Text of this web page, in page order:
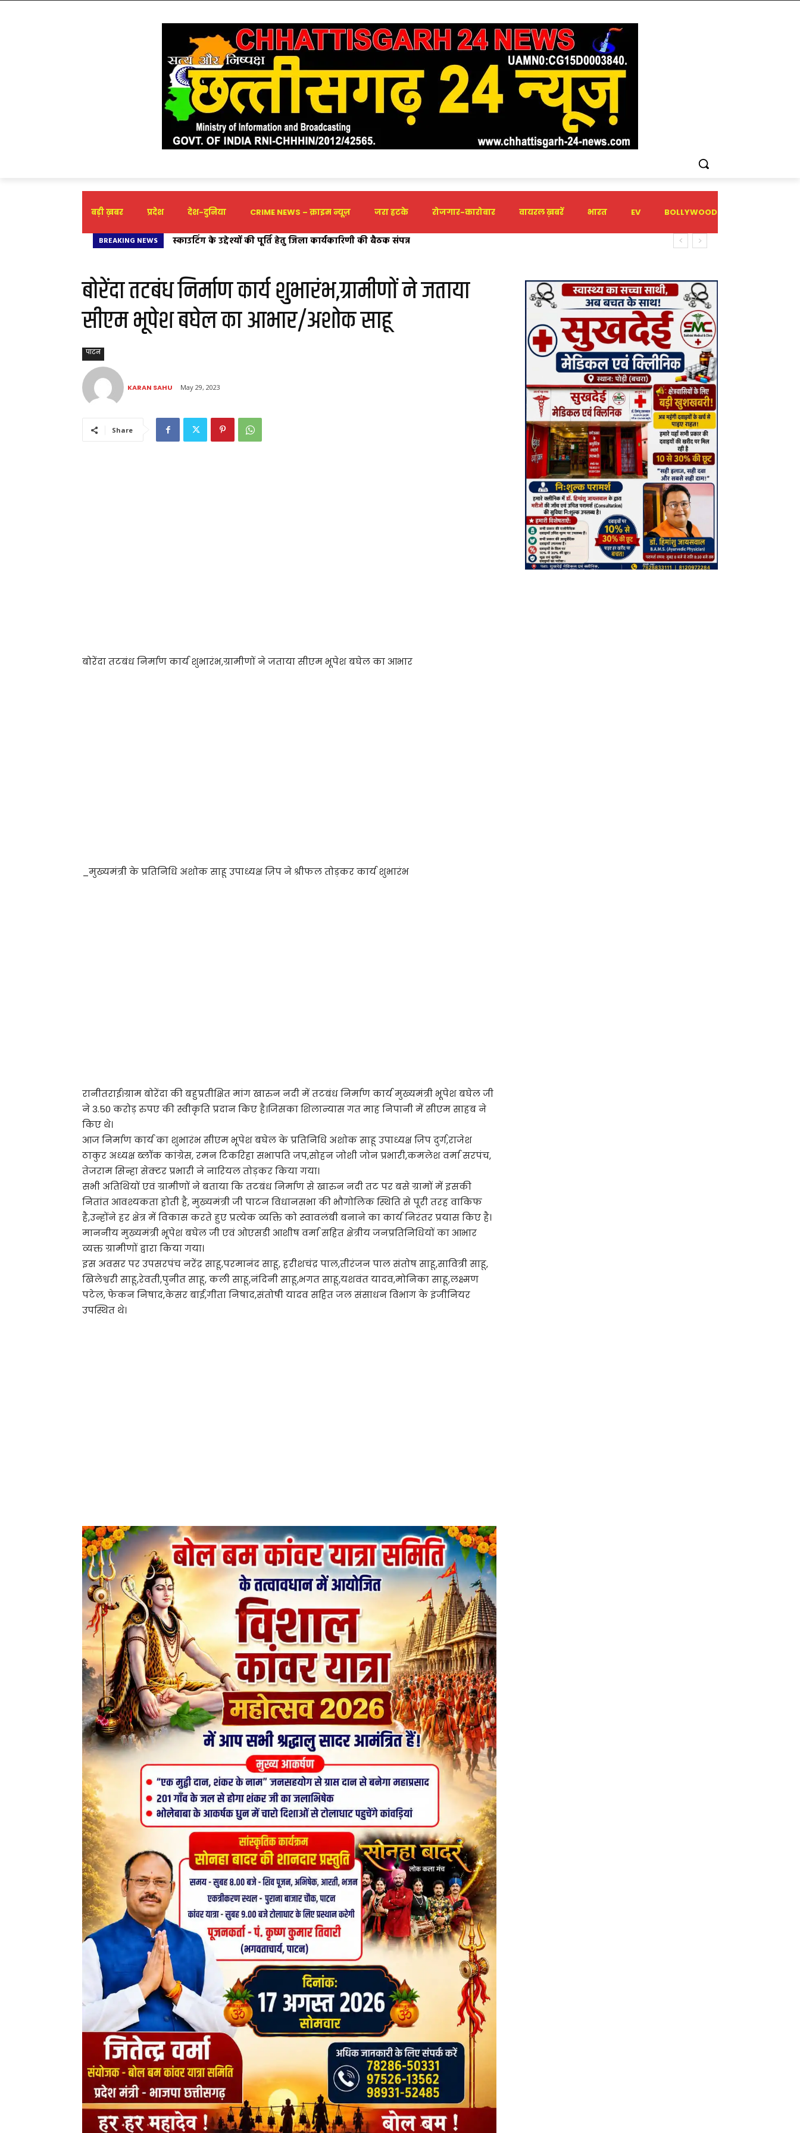
बड़ी ख़बर प्रदेश देश-दुनिया CRIME NEWS – क्राइम न्यूज़ जरा हटके रोजगार-कारोबार वायरल ख़बरें भारत EV BOLLYWOOD
BREAKING NEWS स्काउटिंग के उद्देश्यों की पूर्ति हेतु जिला कार्यकारिणी की बैठक संपन्न
शानदार प्रदर्शन: एड्स नियंत्रण कार्यक्रम (NACP) में MCB जिला पूरे प्रदेश में प्रथम
बोरेंदा तटबंध निर्माण कार्य शुभारंभ,ग्रामीणों ने जताया
सीएम भूपेश बघेल का आभार/अशोक साहू
पाटन
KARAN SAHU May 29, 2023
Share
बोरेंदा तटबंध निर्माण कार्य शुभारंभ,ग्रामीणों ने जताया सीएम भूपेश बघेल का आभार
_मुख्यमंत्री के प्रतिनिधि अशोक साहू उपाध्यक्ष ज़िप ने श्रीफल तोड़कर कार्य शुभारंभ
रानीतराई।ग्राम बोरेंदा की बहुप्रतीक्षित मांग खारुन नदी में तटबंध निर्माण कार्य मुख्यमंत्री भूपेश बघेल जी
ने 3.50 करोड़ रुपए की स्वीकृति प्रदान किए है।जिसका शिलान्यास गत माह निपानी में सीएम साहब ने
किए थे।
आज निर्माण कार्य का शुभारंभ सीएम भूपेश बघेल के प्रतिनिधि अशोक साहू उपाध्यक्ष ज़िप दुर्ग,राजेश
ठाकुर अध्यक्ष ब्लॉक कांग्रेस, रमन टिकरिहा सभापति जप,सोहन जोशी जोन प्रभारी,कमलेश वर्मा सरपंच,
तेजराम सिन्हा सेक्टर प्रभारी ने नारियल तोड़कर किया गया।
सभी अतिथियों एवं ग्रामीणों ने बताया कि तटबंध निर्माण से खारुन नदी तट पर बसे ग्रामों में इसकी
नितांत आवश्यकता होती है, मुख्यमंत्री जी पाटन विधानसभा की भौगोलिक स्थिति से पूरी तरह वाकिफ
है,उन्होंने हर क्षेत्र में विकास करते हुए प्रत्येक व्यक्ति को स्वावलंबी बनाने का कार्य निरंतर प्रयास किए है।
माननीय मुख्यमंत्री भूपेश बघेल जी एवं ओएसडी आशीष वर्मा सहित क्षेत्रीय जनप्रतिनिधियों का आभार
व्यक्त ग्रामीणों द्वारा किया गया।
इस अवसर पर उपसरपंच नरेंद्र साहू,परमानंद साहू, हरीशचंद्र पाल,तीरंजन पाल संतोष साहू,सावित्री साहू,
खिलेश्वरी साहू,रेवती,पुनीत साहू, कली साहू,नंदिनी साहू,भगत साहू,यशवंत यादव,मोनिका साहू,लक्ष्मण
पटेल, फेकन निषाद,केसर बाई,गीता निषाद,संतोषी यादव सहित जल संसाधन विभाग के इंजीनियर
उपस्थित थे।